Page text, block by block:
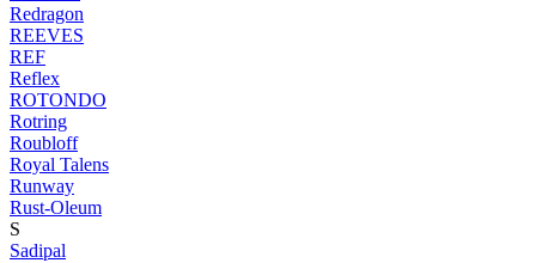
Redragon
REEVES
REF
Reflex
ROTONDO
Rotring
Roubloff
Royal Talens
Runway
Rust-Oleum
S
Sadipal